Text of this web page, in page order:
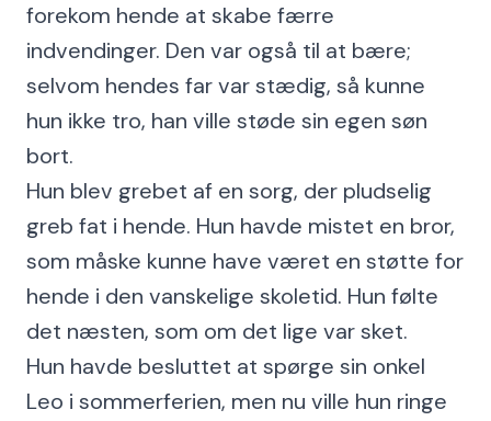
forekom hende at skabe færre
indvendinger. Den var også til at bære;
selvom hendes far var stædig, så kunne
hun ikke tro, han ville støde sin egen søn
bort.
Hun blev grebet af en sorg, der pludselig
greb fat i hende. Hun havde mistet en bror,
som måske kunne have været en støtte for
hende i den vanskelige skoletid. Hun følte
det næsten, som om det lige var sket.
Hun havde besluttet at spørge sin onkel
Leo i sommerferien, men nu ville hun ringe